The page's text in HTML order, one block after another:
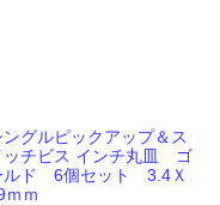
ングルピックアップ＆ス
ッチビス インチ丸皿 ゴ
ルド 6個セット 3.4Ｘ
ｍｍ